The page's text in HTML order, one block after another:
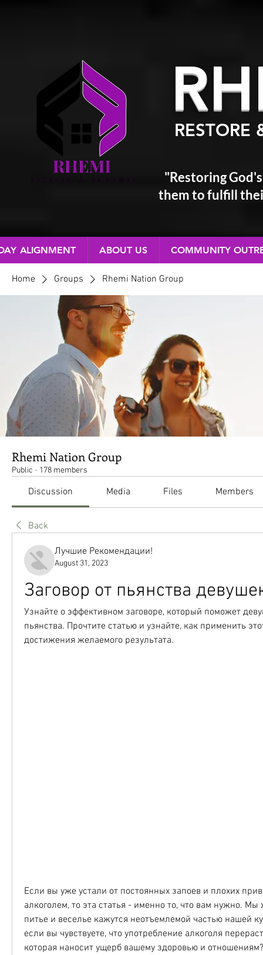
RESTORE
"Restoring
themto fulfill
RESTORE & EMPOWER
ALIGNMENT ABOUT US COMMUNITY
Home Groups Rhemi Nation Group
Rhemi Nation Group
Public · 178 members
Discussion Media Files Members
Back
Лучшие Рекомендации!
August 31, 2023
Заговор от пьянства
Узнайте о эффективном заговоре, который поможет
пьянства. Прочтите статью и узнайте, как применить
достижения желаемого результата.
Если вы уже устали от постоянных запоев и плохих
алкоголем, то эта статья - именно то, что вам нужно.
питье и веселье кажутся неотъемлемой частью нашей
если вы чувствуете, что употребление алкоголя
которая наносит ущерб вашему здоровью и